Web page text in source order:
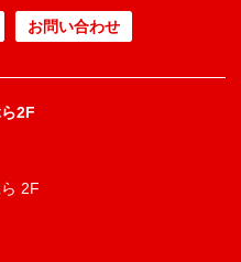
お問い合わせ
2F
2F